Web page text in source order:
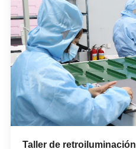
Taller de retroiluminación